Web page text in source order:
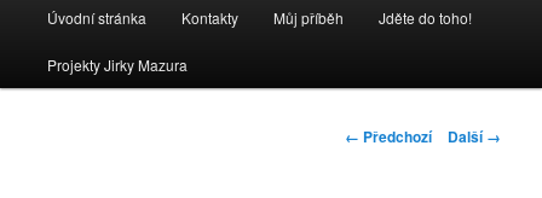
navigační
Úvodní stránka Kontakty Můj příběh Jděte do toho!
Projekty Jirky Mazura
Navigace
← Předchozí Další →